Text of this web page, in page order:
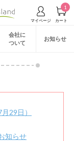
1
会社に
ついて
お知らせ
29日）
知らせ